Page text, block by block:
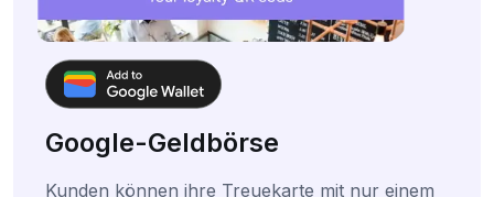
Google-Geldbörse
Kunden können ihre Treuekarte mit nur einem